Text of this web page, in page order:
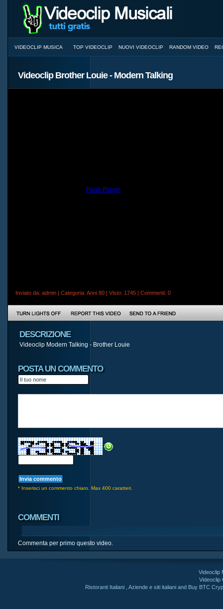
VIDEOCLIP MUSICA TOP VIDEOCLIP NUOVI VIDEOCLIP RANDOM VIDEO
Videoclip Brother Louie - Modern Talking
Flash Player
Inviato da: admin | Categoria: Anni 80 | Visto: 1745 | Commenti: 0
DESCRIZIONE
Videoclip Modern Talking - Brother Louie
POSTA UN COMMENTO
* Inserisci un commento chiaro. Max 400 caratteri.
COMMENTI
Commenta per primo questo video.
Videoclip
Videoclip
Ristoranti Italiani ,Aziende e siti italiani and Buy BTC